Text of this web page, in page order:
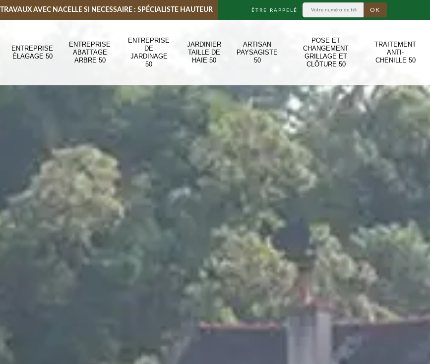
TRAVAUX AVEC NACELLE SI NECESSAIRE : SPÉCIALISTE HAUTEUR ÊTRE RAPPELÉ
ENTREPRISE
ÉLAGAGE 50
ENTREPRISE
ABATTAGE
ARBRE 50
ENTREPRISE
DE
JARDINAGE
50
JARDINIER
TAILLE DE
HAIE 50
ARTISAN
PAYSAGISTE
50
POSE ET
CHANGEMENT
GRILLAGE ET
CLÔTURE 50
TRAITEMENT
ANTI-
CHENILLE 50